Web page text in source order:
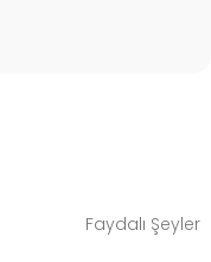
Faydalı Şeyler